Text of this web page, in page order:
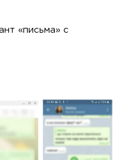
«письма» с